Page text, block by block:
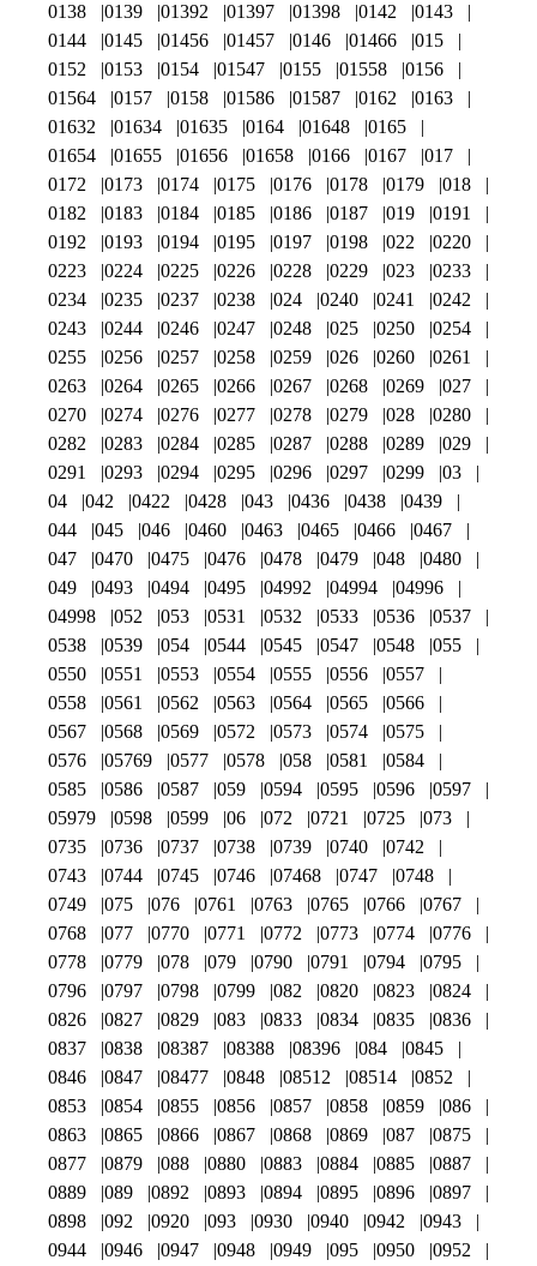
0138 0139 01392 01397 01398 0142
0143
0144
0145 01456 01457 0146 01466
015
0152
0153 0154 01547 0155 01558
0156
01564
0157 0158 01586 01587 0162
0163
01632
01634 01635 0164 01648
0165
01654
01655 01656 01658 0166 0167
017
0172
0173 0174 0175 0176 0178 0179
018
0182
0183 0184 0185 0186 0187 019
0191
0192
0193 0194 0195 0197 0198 022
0220
0223
0224 0225 0226 0228 0229 023
0233
0234
0235 0237 0238 024 0240 0241
0242
0243
0244 0246 0247 0248 025 0250
0254
0255
0256 0257 0258 0259 026 0260
0261
0263
0264 0265 0266 0267 0268 0269
027
0270
0274 0276 0277 0278 0279 028
0280
0282
0283 0284 0285 0287 0288 0289
029
0291
0293 0294 0295 0296 0297 0299
03
04
042 0422 0428 043 0436 0438
0439
044
045 046 0460 0463 0465 0466
0467
047
0470 0475 0476 0478 0479 048
0480
049
0493 0494 0495 04992 04994
04996
04998
052 053 0531 0532 0533 0536
0537
0538
0539 054 0544 0545 0547 0548
055
0550
0551 0553 0554 0555 0556
0557
0558
0561 0562 0563 0564 0565
0566
0567
0568 0569 0572 0573 0574
0575
0576
05769 0577 0578 058 0581
0584
0585
0586 0587 059 0594 0595 0596
0597
05979
0598 0599 06 072 0721 0725
073
0735
0736 0737 0738 0739 0740
0742
0743
0744 0745 0746 07468 0747
0748
0749
075 076 0761 0763 0765 0766
0767
0768
077 0770 0771 0772 0773 0774
0776
0778
0779 078 079 0790 0791 0794
0795
0796
0797 0798 0799 082 0820 0823
0824
0826
0827 0829 083 0833 0834 0835
0836
0837
0838 08387 08388 08396 084
0845
0846
0847 08477 0848 08512 08514
0852
0853
0854 0855 0856 0857 0858 0859
086
0863
0865 0866 0867 0868 0869 087
0875
0877
0879 088 0880 0883 0884 0885
0887
0889
089 0892 0893 0894 0895 0896
0897
0898
092 0920 093 0930 0940 0942
0943
0944
0946 0947 0948 0949 095 0950
0952